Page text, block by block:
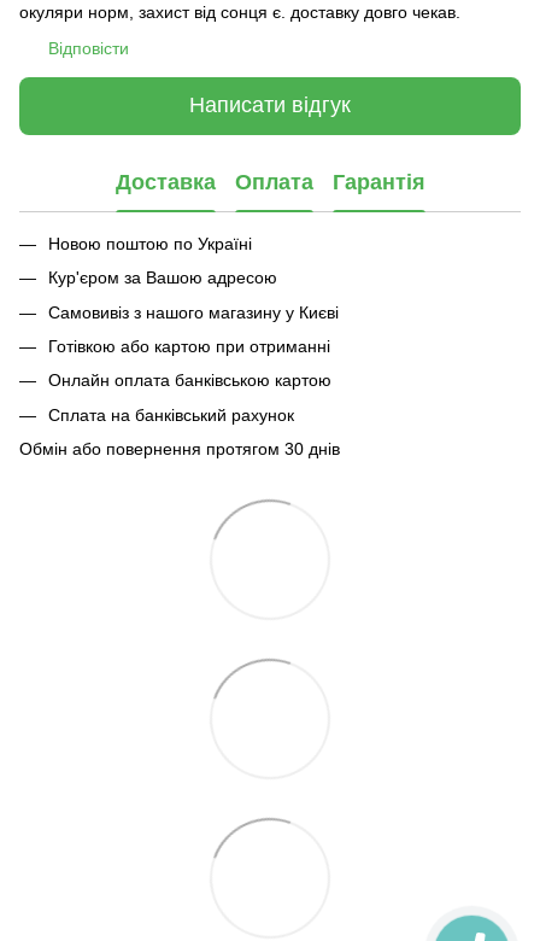
окуляри норм, захист від сонця є. доставку довго чекав.
Відповісти
Написати відгук
Доставка Оплата Гарантія
Новою поштою по Україні
Кур'єром за Вашою адресою
Самовивіз з нашого магазину у Києві
Готівкою або картою при отриманні
Онлайн оплата банківською картою
Сплата на банківський рахунок
Обмін або повернення протягом 30 днів